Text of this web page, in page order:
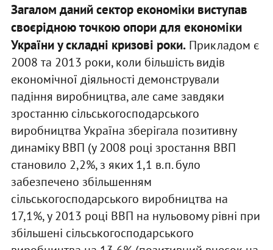
Загалом даний сектор економіки виступав
своєрідною точкою опори для економіки
України у складні кризові роки.Прикладом є
2008 та 2013 роки, коли більшість видів
економічної діяльності демонстрували
падіння виробництва, але саме завдяки
зростанню сільськогосподарського
виробництва Україна зберігала позитивну
динаміку ВВП (у 2008 році зростання ВВП
становило 2,2%, з яких 1,1 в.п. було
забезпечено збільшенням
сільськогосподарського виробництва на
17,1%, у 2013 році ВВП на нульовому рівні при
збільшені сільськогосподарського